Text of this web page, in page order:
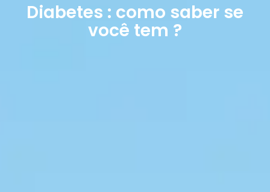
Diabetes : como saber se
você tem ?